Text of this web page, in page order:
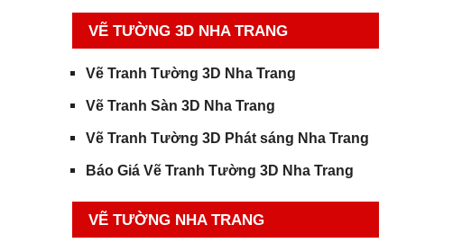
VẼ TƯỜNG 3D NHA TRANG
Vẽ Tranh Tường 3D Nha Trang
Vẽ Tranh Sàn 3D Nha Trang
Vẽ Tranh Tường 3D Phát sáng Nha Trang
Báo Giá Vẽ Tranh Tường 3D Nha Trang
VẼ TƯỜNG NHA TRANG